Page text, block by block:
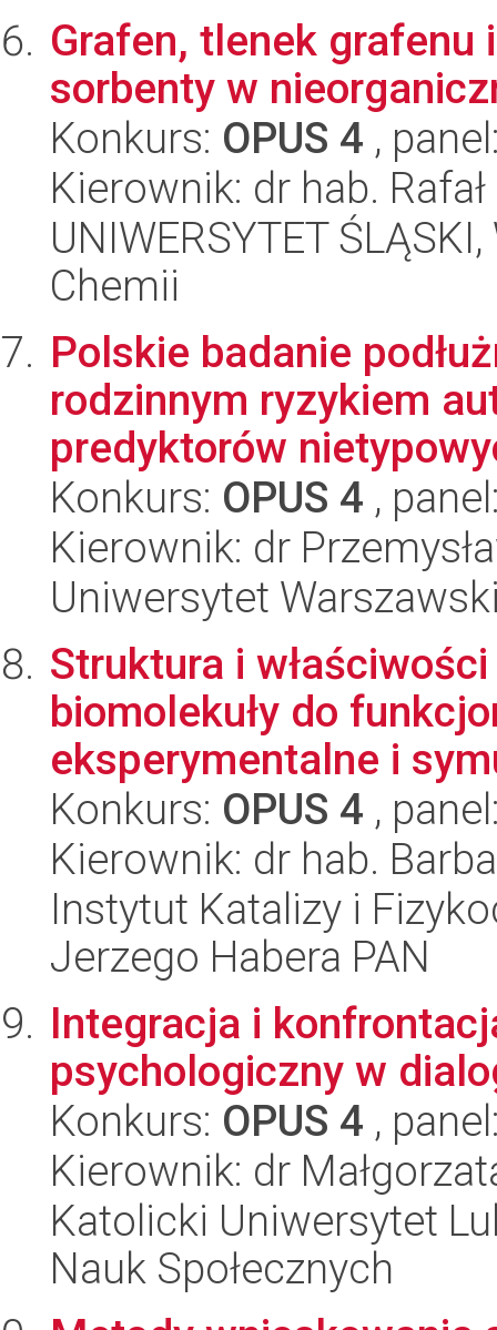
Grafen, tlenek grafenu
sorbenty w
Konkurs: OPUS 4 ,
Kierownik: dr hab.
UNIWERSYTET
Chemii
Polskie badanie
rodzinnym ryzykiem
predyktorów
Konkurs: OPUS 4 ,
Kierownik: dr
Uniwersytet
Struktura i
biomolekuły do
eksperymentalne i
Konkurs: OPUS 4 ,
Kierownik: dr hab.
Instytut Katalizy i
Jerzego Habera PAN
Integracja i
psychologiczny w
Konkurs: OPUS 4 ,
Kierownik: dr
Katolicki Uniwersytet
Nauk Społecznych